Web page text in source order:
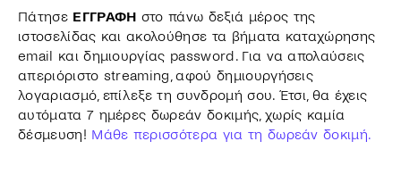
Πάτησε ΕΓΓΡΑΦΗ στο πάνω δεξιά μέρος της
ιστοσελίδας και ακολούθησε τα βήματα καταχώρησης
email και δημιουργίας password. Για να απολαύσεις
απεριόριστο streaming, αφού δημιουργήσεις
λογαριασμό, επίλεξε τη συνδρομή σου. Έτσι, θα έχεις
αυτόματα 7 ημέρες δωρεάν δοκιμής, χωρίς καμία
δέσμευση! Μάθε περισσότερα για τη δωρεάν δοκιμή.